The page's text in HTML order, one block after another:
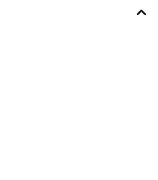
también otros colores.Algo que creo
un buen anclaje al suelo, sobretodo
demás todo ha sido perfecto.
est rapide et facile. La toile est bien